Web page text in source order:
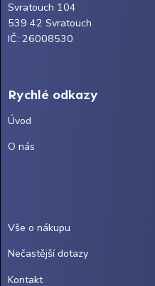
Svratouch 104
539 42 Svratouch
IČ: 26008530
Rychlé odkazy
Úvod
O nás
Vše o nákupu
Nečastější dotazy
Kontakt